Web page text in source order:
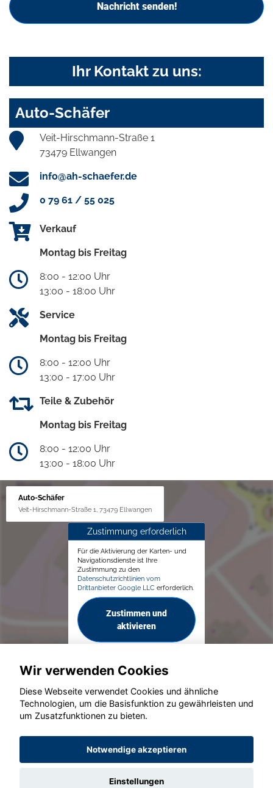
Nachricht senden!
Ihr Kontakt zu uns:
Auto-Schäfer
Veit-Hirschmann-Straße 1
73479 Ellwangen
info@ah-schaefer.de
0 79 61 / 55 025
Verkauf
Montag bis Freitag
8:00 - 12:00 Uhr
13:00 - 18:00 Uhr
Service
Montag bis Freitag
8:00 - 12:00 Uhr
13:00 - 17:00 Uhr
Teile & Zubehör
Montag bis Freitag
8:00 - 12:00 Uhr
13:00 - 18:00 Uhr
Auto-Schäfer
Veit-Hirschmann-Straße 1, 73479 Ellwangen
Zustimmung erforderlich
Für die Aktivierung der Karten- und
Navigationsdienste ist Ihre
Zustimmung zu den
Datenschutzrichtlinien vom
Drittanbieter Google LLC erforderlich.
Zustimmen und
aktivieren
© konjunkturmotor.de GmbH 2020 - 2026
Wir verwenden Cookies
Diese Webseite verwendet Cookies und ähnliche
Technologien, um die Basisfunktion zu gewährleisten und
um Zusatzfunktionen zu bieten.
Notwendige akzeptieren
Einstellungen